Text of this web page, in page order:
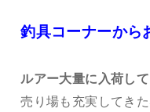
釣具コーナーから
ルアー大量に入荷し
売り場も充実してき